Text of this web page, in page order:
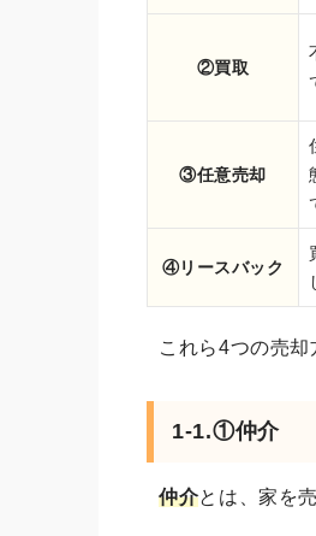
②買取
③任意売却
④リースバック
これら4つの売
1-1.①仲介
仲介とは、家を